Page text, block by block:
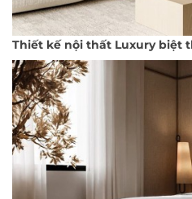
Thiết kế nội thất Luxury biệt